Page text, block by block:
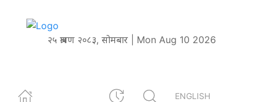
२५ श्रावण २०८३, सोमबार | Mon Aug 10 2026
ENGLISH